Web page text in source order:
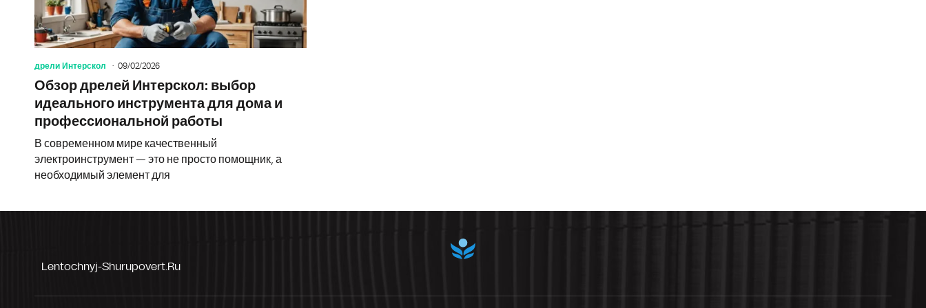
дрели Интерскол 09/02/2026
Обзор дрелей Интерскол: выбор
идеального инструмента для дома и
профессиональной работы
В современном мире качественный
электроинструмент — это не просто помощник, а
необходимый элемент для
Lentochnyj-Shurupovert.ru